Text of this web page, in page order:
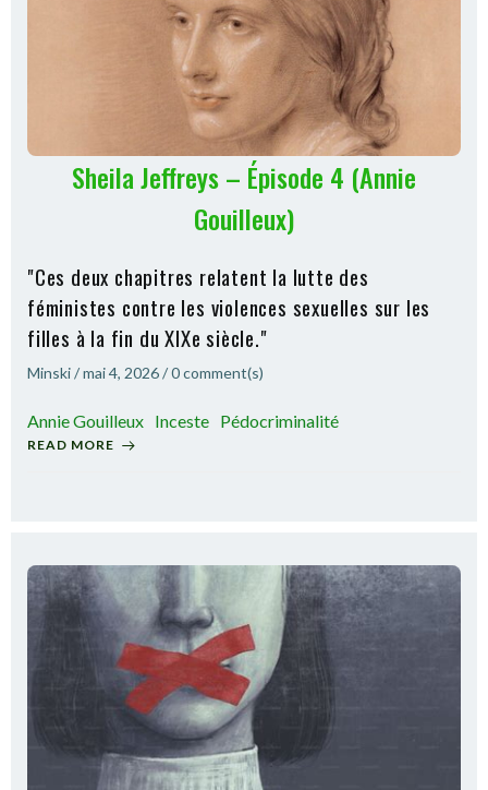
Sheila Jeffreys – Épisode 4 (Annie
Gouilleux)
"Ces deux chapitres relatent la lutte des
féministes contre les violences sexuelles sur les
filles à la fin du XIXe siècle."
Minski/mai 4, 2026/0comment(s)
Annie Gouilleux Inceste Pédocriminalité
READ MORE